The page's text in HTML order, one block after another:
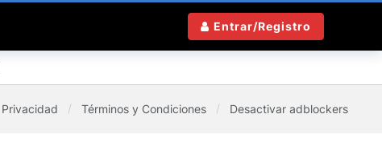
Entrar/Registro
Privacidad Términos y Condiciones Desactivar adblockers